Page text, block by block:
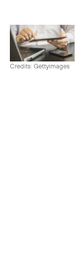
Credits: Gettyimages